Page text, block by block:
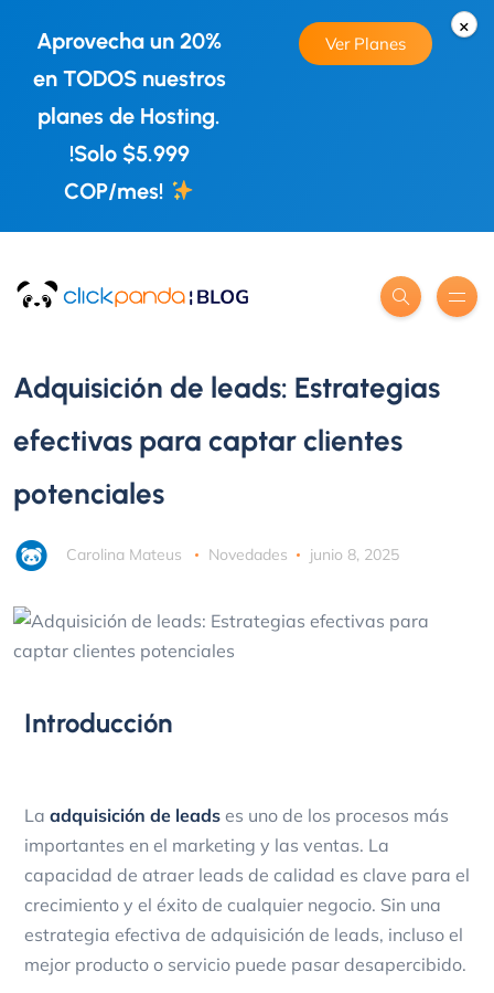
×
Aprovecha un 20%
en TODOS nuestros
planes de Hosting.
!Solo $5.999
COP/mes!
Ver Planes
Adquisición de leads: Estrategias
efectivas para captar clientes
potenciales
Carolina Mateus Novedades junio 8, 2025
Introducción
La adquisición de leads es uno de los procesos más
importantes en el marketing y las ventas. La
capacidad de atraer leads de calidad es clave para el
crecimiento y el éxito de cualquier negocio. Sin una
estrategia efectiva de adquisición de leads, incluso el
mejor producto o servicio puede pasar desapercibido.